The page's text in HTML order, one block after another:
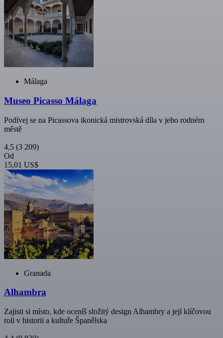
Málaga
Museo Picasso Málaga
Podívej se na Picassova ikonická mistrovská díla v jeho rodném
městě
4,5 (3 209)
Od
15,01 US$
Granada
Alhambra
Zajisti si místo, kde oceníš složitý design Alhambry a její klíčovou
roli v historii a kultuře Španělska